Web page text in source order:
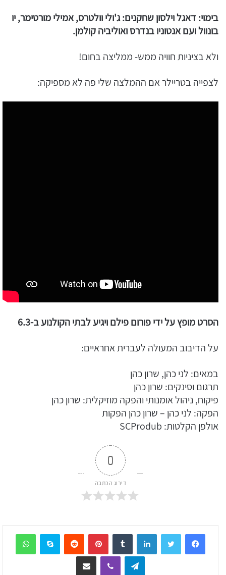
בימוי: דאגל וילסון שחקנים: ג'ולי וולטרס, אמילי מורטימר, יו
בונוול ועם אנטוניו בנדרס ואוליביה קולמן.
ולא בציניות חוויה ממש- ממליצה בחום!
לצפייה בטריילר אם ההמלצה שלי פה לא מספיקה:
הסרט מופץ על ידי פורום פילם ויגיע לבתי הקולנוע ב-6.3
על הדיבוב המעולה לעברית אחראיים:
במאים: לני כהן, שרון כהן
תרגום וסינקים: שרון כהן
פיקוח, ניהול אומנותי והפקה מוזיקלית: שרון כהן
הפקה: לני כהן – שרון כהן הפקות
אולפן הקלטות: SCProdub
0
דירוג הכתבה
LinkedIn
Tumblr
Pinterest
Reddit
Skype
Telegram
Viber שיתוף דרך המייל